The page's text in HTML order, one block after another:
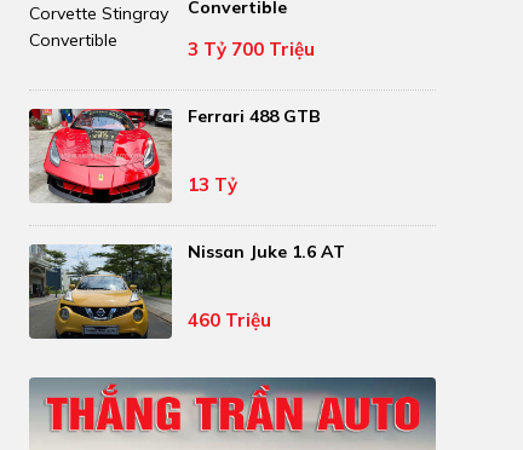
Convertible
3 Tỷ 700 Triệu
Ferrari 488 GTB
13 Tỷ
Nissan Juke 1.6 AT
460 Triệu